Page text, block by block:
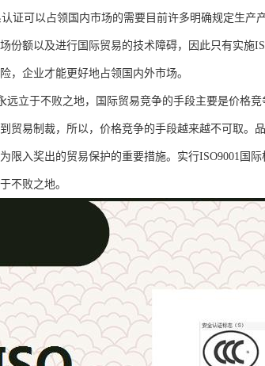
证可以占领国内市场的需要目前许多明确规定生产
份额以及进行国际贸易的技术障碍，因此只有实施
，企业才能更好地占领国内外市场。
远立于不败之地，国际贸易竞争的手段主要是价格
贸易制裁，所以，价格竞争的手段越来越不可取。
限入奖出的贸易保护的重要措施。实行ISO9001国
不败之地。